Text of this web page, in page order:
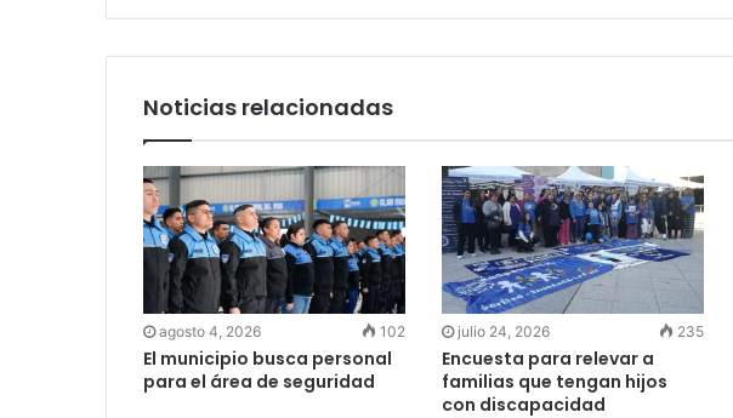
Noticias relacionadas
agosto 4, 2026 102
El municipio busca personal
para el área de seguridad
julio 24, 2026 235
Encuesta para relevar a
familias que tengan hijos
con discapacidad